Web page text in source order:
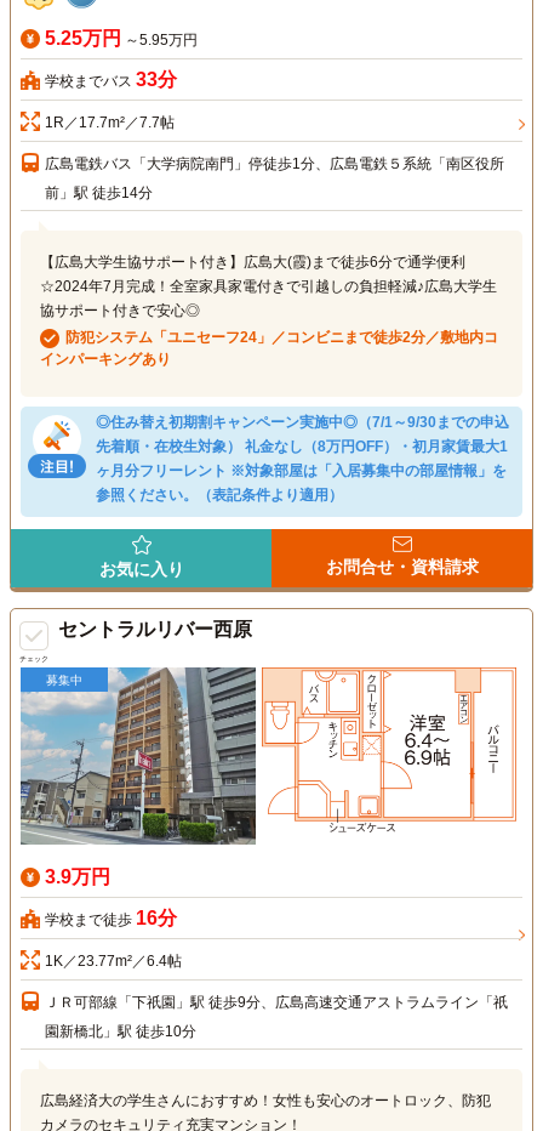
5.25万円 ～5.95万円
学校までバス 33分
1R／17.7m²／7.7帖
広島電鉄バス「大学病院南門」停徒歩1分、広島電鉄５系統「南区役所
前」駅 徒歩14分
【広島大学生協サポート付き】広島大(霞)まで徒歩6分で通学便利
☆2024年7月完成！全室家具家電付きで引越しの負担軽減♪広島大学生
協サポート付きで安心◎
防犯システム「ユニセーフ24」／コンビニまで徒歩2分／敷地内コ
インパーキングあり
◎住み替え初期割キャンペーン実施中◎（7/1～9/30までの申込
先着順・在校生対象） 礼金なし（8万円OFF）・初月家賃最大1
ヶ月分フリーレント ※対象部屋は「入居募集中の部屋情報」を
参照ください。（表記条件より適用）
お気に入り お問合せ・資料請求
チェック
セントラルリバー西原
募集中
3.9万円
学校まで徒歩 16分
1K／23.77m²／6.4帖
ＪＲ可部線「下祇園」駅 徒歩9分、広島高速交通アストラムライン「祇
園新橋北」駅 徒歩10分
広島経済大の学生さんにおすすめ！女性も安心のオートロック、防犯
カメラのセキュリティ充実マンション！